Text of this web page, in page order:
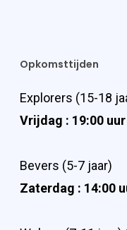
Opkomsttijden
Explorers (15-18
Vrijdag : 19:00
Bevers (5-7 jaar)
Zaterdag : 14:00